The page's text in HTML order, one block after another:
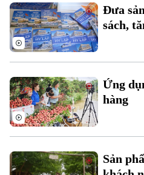
Theo dõi Hà Nội On
Đưa
sách,
Ứng
hàng
Sản